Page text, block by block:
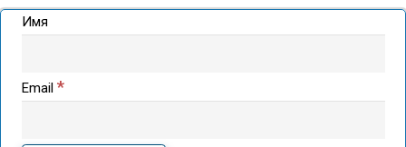
Имя
Email *